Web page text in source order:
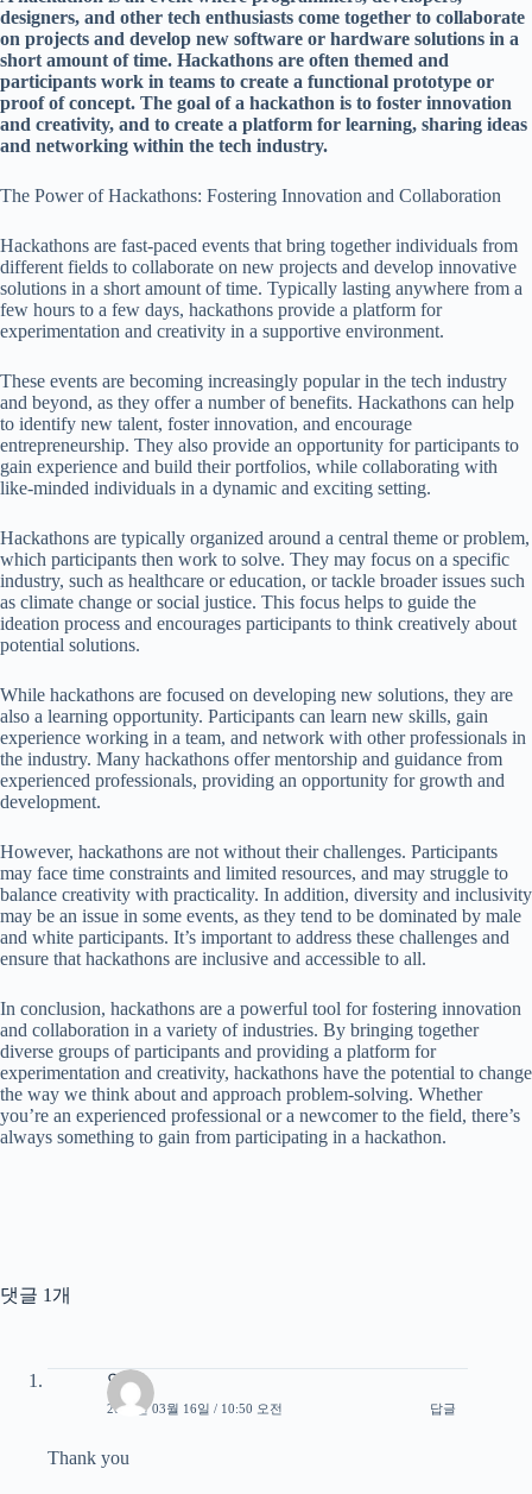
designers, and other tech enthusiasts come together to collaborate
on projects and develop new software or hardware solutions in a
short amount of time. Hackathons are often themed and
participants work in teams to create a functional prototype or
proof of concept. The goal of a hackathon is to foster innovation
and creativity, and to create a platform for learning, sharing ideas
and networking within the tech industry.
The Power of Hackathons: Fostering Innovation and Collaboration
Hackathons are fast-paced events that bring together individuals from
different fields to collaborate on new projects and develop innovative
solutions in a short amount of time. Typically lasting anywhere from a
few hours to a few days, hackathons provide a platform for
experimentation and creativity in a supportive environment.
These events are becoming increasingly popular in the tech industry
and beyond, as they offer a number of benefits. Hackathons can help
to identify new talent, foster innovation, and encourage
entrepreneurship. They also provide an opportunity for participants to
gain experience and build their portfolios, while collaborating with
like-minded individuals in a dynamic and exciting setting.
Hackathons are typically organized around a central theme or problem,
which participants then work to solve. They may focus on a specific
industry, such as healthcare or education, or tackle broader issues such
as climate change or social justice. This focus helps to guide the
ideation process and encourages participants to think creatively about
potential solutions.
While hackathons are focused on developing new solutions, they are
also a learning opportunity. Participants can learn new skills, gain
experience working in a team, and network with other professionals in
the industry. Many hackathons offer mentorship and guidance from
experienced professionals, providing an opportunity for growth and
development.
However, hackathons are not without their challenges. Participants
may face time constraints and limited resources, and may struggle to
balance creativity with practicality. In addition, diversity and inclusivity
may be an issue in some events, as they tend to be dominated by male
and white participants. It’s important to address these challenges and
ensure that hackathons are inclusive and accessible to all.
In conclusion, hackathons are a powerful tool for fostering innovation
and collaboration in a variety of industries. By bringing together
diverse groups of participants and providing a platform for
experimentation and creativity, hackathons have the potential to change
the way we think about and approach problem-solving. Whether
you’re an experienced professional or a newcomer to the field, there’s
always something to gain from participating in a hackathon.
댓글 1개
익명
2023년 03월 16일 / 10:50 오전 답글
Thank you